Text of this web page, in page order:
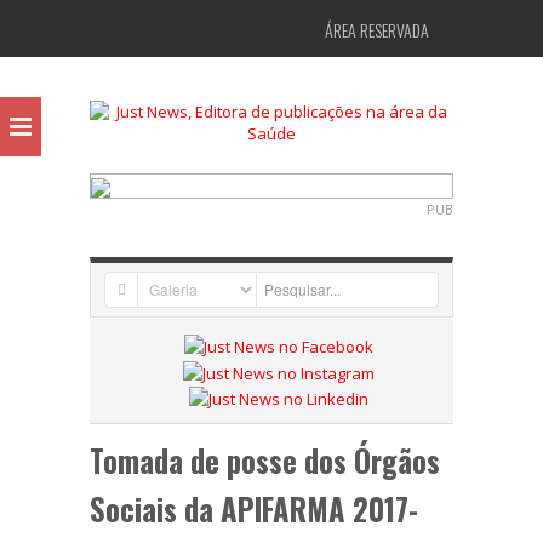
ÁREA RESERVADA
PUB
Tomada de posse dos Órgãos
Sociais da APIFARMA 2017-